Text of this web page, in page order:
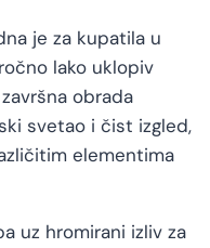
je za kupatila u
lako uklopiv
obrada
svetao i čist izgled,
elementima
uz hromirani izliv za